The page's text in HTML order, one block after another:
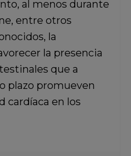
al menos durante
entre otros
la
la presencia
que a
plazo promueven
cardíaca en los